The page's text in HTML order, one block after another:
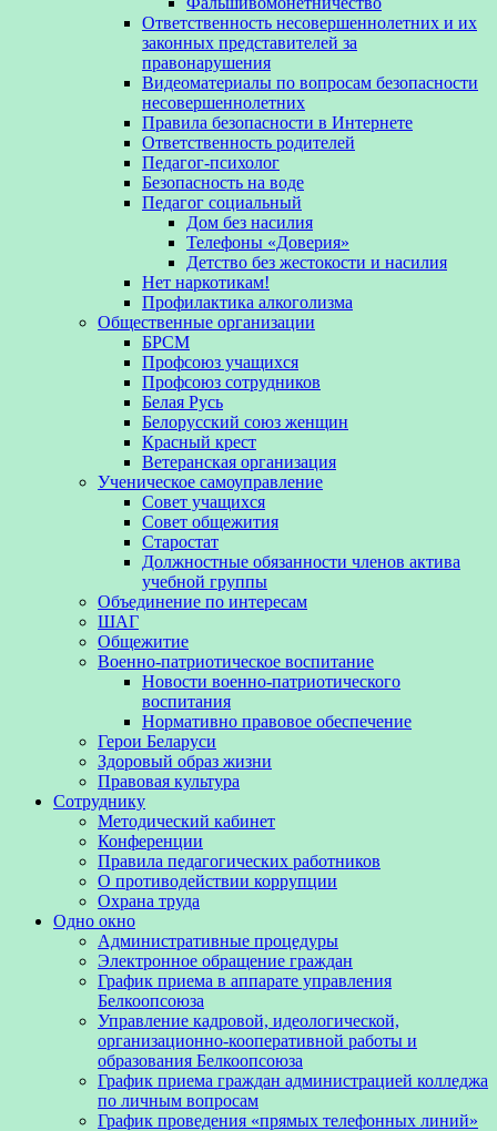
Ответственность несовершеннолетних и их
законных представителей за
правонарушения
Видеоматериалы по вопросам безопасности
несовершеннолетних
Правила безопасности в Интернете
Ответственность родителей
Педагог-психолог
Безопасность на воде
Педагог социальный
Дом без насилия
Телефоны «Доверия»
Детство без жестокости и насилия
Нет наркотикам!
Профилактика алкоголизма
Общественные организации
БРСМ
Профсоюз учащихся
Профсоюз сотрудников
Белая Русь
Белорусский союз женщин
Красный крест
Ветеранская организация
Ученическое самоуправление
Совет учащихся
Совет общежития
Старостат
Должностные обязанности членов актива
учебной группы
Объединение по интересам
ШАГ
Общежитие
Военно-патриотическое воспитание
Новости военно-патриотического
воспитания
Нормативно правовое обеспечение
Герои Беларуси
Здоровый образ жизни
Правовая культура
Сотруднику
Методический кабинет
Конференции
Правила педагогических работников
О противодействии коррупции
Охрана труда
Одно окно
Административные процедуры
Электронное обращение граждан
График приема в аппарате управления
Белкоопсоюза
Управление кадровой, идеологической,
организационно-кооперативной работы и
образования Белкоопсоюза
График приема граждан администрацией колледжа
по личным вопросам
График проведения «прямых телефонных линий»